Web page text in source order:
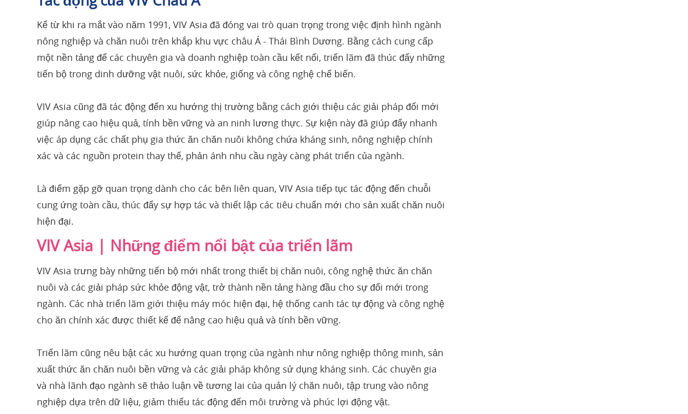
Kể từ khi ra mắt vào năm 1991, VIV Asia đã đóng vai trò quan trọng trong việc định hình ngành
nông nghiệp và chăn nuôi trên khắp khu vực châu Á - Thái Bình Dương. Bằng cách cung cấp
một nền tảng để các chuyên gia và doanh nghiệp toàn cầu kết nối, triển lãm đã thúc đẩy những
tiến bộ trong dinh dưỡng vật nuôi, sức khỏe, giống và công nghệ chế biến.
VIV Asia cũng đã tác động đến xu hướng thị trường bằng cách giới thiệu các giải pháp đổi mới
giúp nâng cao hiệu quả, tính bền vững và an ninh lương thực. Sự kiện này đã giúp đẩy nhanh
việc áp dụng các chất phụ gia thức ăn chăn nuôi không chứa kháng sinh, nông nghiệp chính
xác và các nguồn protein thay thế, phản ánh nhu cầu ngày càng phát triển của ngành.
Là điểm gặp gỡ quan trọng dành cho các bên liên quan, VIV Asia tiếp tục tác động đến chuỗi
cung ứng toàn cầu, thúc đẩy sự hợp tác và thiết lập các tiêu chuẩn mới cho sản xuất chăn nuôi
hiện đại.
VIV Asia | Những điểm nổi bật của triển lãm
VIV Asia trưng bày những tiến bộ mới nhất trong thiết bị chăn nuôi, công nghệ thức ăn chăn
nuôi và các giải pháp sức khỏe động vật, trở thành nền tảng hàng đầu cho sự đổi mới trong
ngành. Các nhà triển lãm giới thiệu máy móc hiện đại, hệ thống canh tác tự động và công nghệ
cho ăn chính xác được thiết kế để nâng cao hiệu quả và tính bền vững.
Triển lãm cũng nêu bật các xu hướng quan trọng của ngành như nông nghiệp thông minh, sản
xuất thức ăn chăn nuôi bền vững và các giải pháp không sử dụng kháng sinh. Các chuyên gia
và nhà lãnh đạo ngành sẽ thảo luận về tương lai của quản lý chăn nuôi, tập trung vào nông
nghiệp dựa trên dữ liệu, giảm thiểu tác động đến môi trường và phúc lợi động vật.